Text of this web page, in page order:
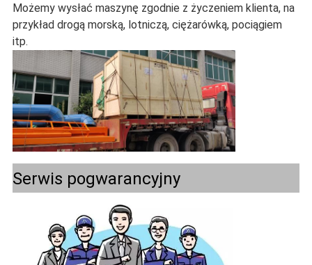
Możemy wysłać maszynę zgodnie z życzeniem klienta, na
przykład drogą morską, lotniczą, ciężarówką, pociągiem
itp.
Serwis pogwarancyjny